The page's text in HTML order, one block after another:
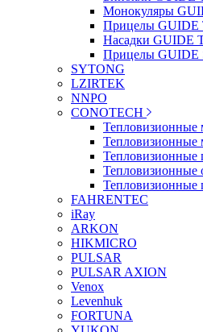
Монокуляры
Прицелы GUIDE
Насадки GUIDE
Прицелы GUIDE
SYTONG
LZIRTEK
NNPO
CONOTECH
Тепловизионные
Тепловизионные
Тепловизионные
Тепловизионные
Тепловизионные
FAHRENTEC
iRay
ARKON
HIKMICRO
PULSAR
PULSAR AXION
Venox
Levenhuk
FORTUNA